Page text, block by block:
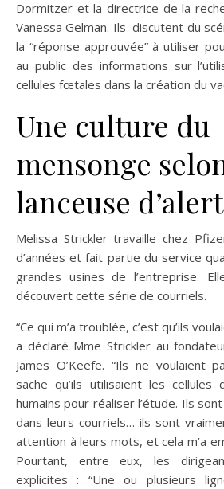
Dormitzer et la directrice de la
Vanessa Gelman. Ils discutent du
la “réponse approuvée” à utiliser
au public des informations sur
cellules fœtales dans la création du
Une culture du
mensonge
lanceuse
Melissa Strickler travaille chez
d’années et fait partie du service
grandes usines de l’entreprise.
découvert cette série de courriels.
“Ce qui m’a troublée, c’est qu’ils
a déclaré Mme Strickler au
James O’Keefe. “Ils ne voulaient
sache qu’ils utilisaient les cellules
humains pour réaliser l’étude. Ils
dans leurs courriels… ils sont
attention à leurs mots, et cela m’a
Pourtant, entre eux, les
explicites : “Une ou plusieurs